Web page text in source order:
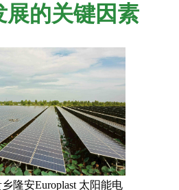
展的关键因素
隆安Europlast 太阳能电